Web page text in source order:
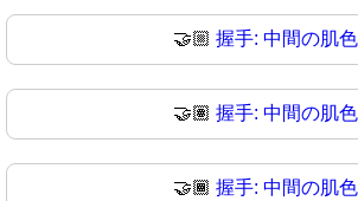
🤝🏼 握手: 中間の肌色
🤝🏽 握手: 中間の肌色
🤝🏾 握手: 中間の肌色